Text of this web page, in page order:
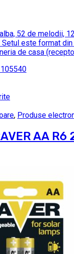
52 de melodii,
Setul este format
de casa
, Produse
AA R6